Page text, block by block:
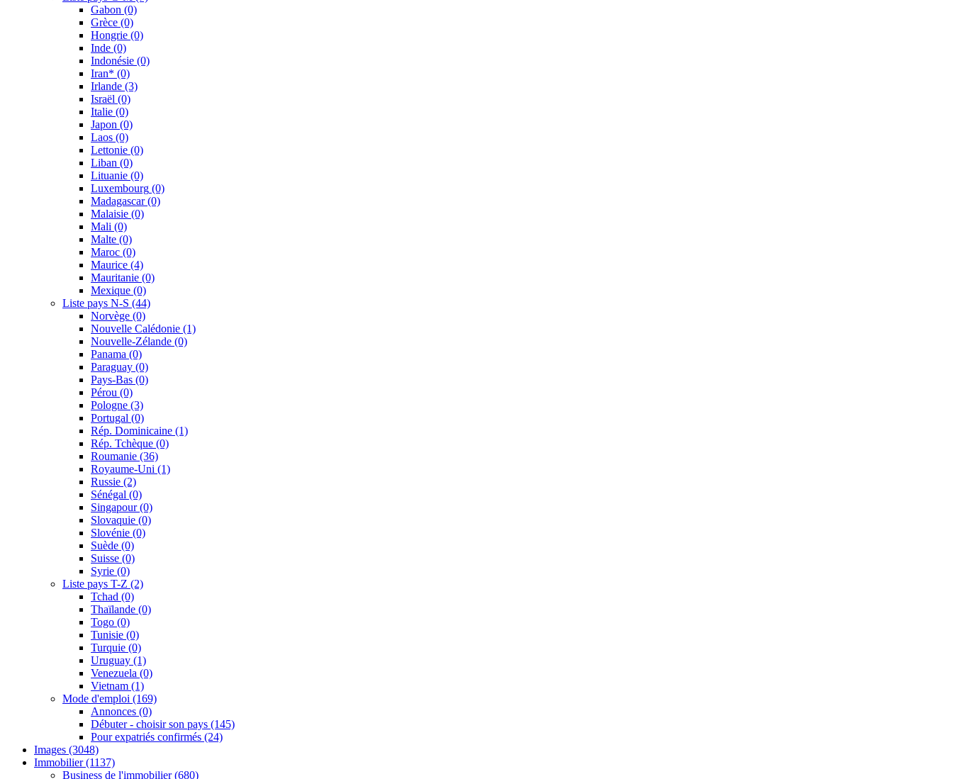
Gabon (0)
Grèce (0)
Hongrie (0)
Inde (0)
Indonésie (0)
Iran* (0)
Irlande (3)
Israël (0)
Italie (0)
Japon (0)
Laos (0)
Lettonie (0)
Liban (0)
Lituanie (0)
Luxembourg (0)
Madagascar(0)
Malaisie (0)
Mali (0)
Malte (0)
Maroc (0)
Maurice (4)
Mauritanie (0)
Mexique (0)
Liste pays N-S (44)
Norvège (0)
Nouvelle Calédonie (1)
Nouvelle-Zélande (0)
Panama (0)
Paraguay (0)
Pays-Bas (0)
Pérou (0)
Pologne (3)
Portugal (0)
Rép. Dominicaine (1)
Rép. Tchèque (0)
Roumanie (36)
Royaume-Uni (1)
Russie (2)
Sénégal (0)
Singapour(0)
Slovaquie (0)
Slovénie (0)
Suède (0)
Suisse (0)
Syrie (0)
Liste pays T-Z (2)
Tchad (0)
Thaïlande (0)
Togo (0)
Tunisie (0)
Turquie (0)
Uruguay (1)
Venezuela (0)
Vietnam (1)
Mode d'emploi (169)
Annonces (0)
Débuter - choisir son pays (145)
Pour expatriés confirmés (24)
Images (3048)
Immobilier(1137)
Business de l'immobilier(680)